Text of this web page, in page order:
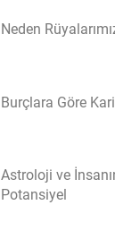
Neden
Burçlara Göre
Astroloji ve
Potansiyel